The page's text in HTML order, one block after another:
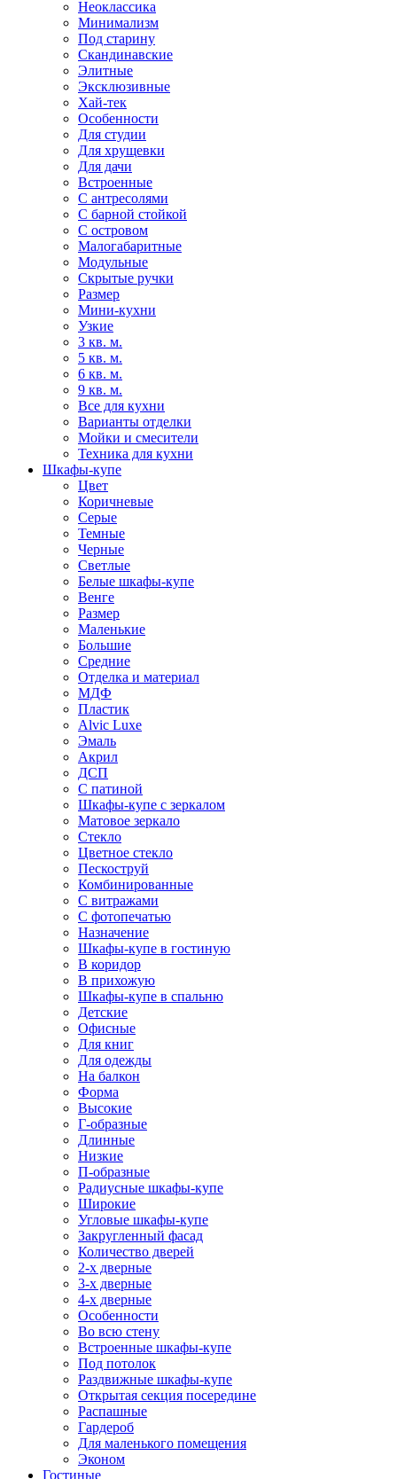
Неоклассика
Минимализм
Под старину
Скандинавские
Элитные
Эксклюзивные
Хай-тек
Особенности
Для студии
Для хрущевки
Для дачи
Встроенные
С антресолями
С барной стойкой
С островом
Малогабаритные
Модульные
Скрытые ручки
Размер
Мини-кухни
Узкие
3 кв. м.
5 кв. м.
6 кв. м.
9 кв. м.
Все для кухни
Варианты отделки
Мойки и смесители
Техника для кухни
Шкафы-купе
Цвет
Коричневые
Серые
Темные
Черные
Светлые
Белые шкафы-купе
Венге
Размер
Маленькие
Большие
Средние
Отделка и материал
МДФ
Пластик
Alvic Luxe
Эмаль
Акрил
ДСП
С патиной
Шкафы-купе с зеркалом
Матовое зеркало
Стекло
Цветное стекло
Пескоструй
Комбинированные
С витражами
С фотопечатью
Назначение
Шкафы-купе в гостиную
В коридор
В прихожую
Шкафы-купе в спальню
Детские
Офисные
Для книг
Для одежды
На балкон
Форма
Высокие
Г-образные
Длинные
Низкие
П-образные
Радиусные шкафы-купе
Широкие
Угловые шкафы-купе
Закругленный фасад
Количество дверей
2-х дверные
3-х дверные
4-х дверные
Особенности
Во всю стену
Встроенные шкафы-купе
Под потолок
Раздвижные шкафы-купе
Открытая секция посередине
Распашные
Гардероб
Для маленького помещения
Эконом
Гостиные